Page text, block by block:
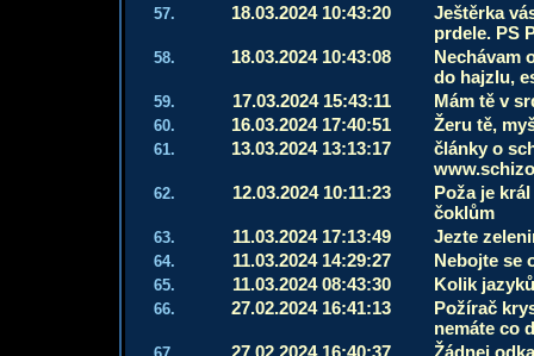
57. 18.03.2024 10:43:20
Ještěrka
prdele. PS
58. 18.03.2024 10:43:08
Nechávam
do hajzlu,
59. 17.03.2024 15:43:11 Mám tě v
60. 16.03.2024 17:40:51 Žeru tě,
61. 13.03.2024 13:13:17
články o
62. 12.03.2024 10:11:23
Poža je
čoklům
63. 11.03.2024 17:13:49 Jezte
64. 11.03.2024 14:29:27 Nebojte se
65. 11.03.2024 08:43:30 Kolik
66. 27.02.2024 16:41:13
Požírač
nemáte co
27.02.2024 16:40:37 Žádnej